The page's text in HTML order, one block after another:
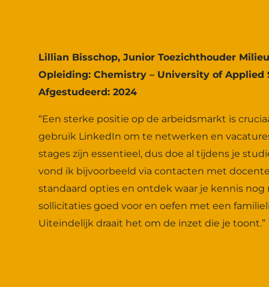
Lillian Bisschop, Junior Toezichthouder Milieu
Opleiding: Chemistry – University of Applied
Afgestudeerd: 2024
“Een sterke positie op de arbeidsmarkt is
gebruik LinkedIn om te netwerken en
stages zijn essentieel, dus doe al tijdens je
vond ik bijvoorbeeld via contacten met
standaard opties en ontdek waar je kennis nog
sollicitaties goed voor en oefen met een
Uiteindelijk draait het om de inzet die je toont.”